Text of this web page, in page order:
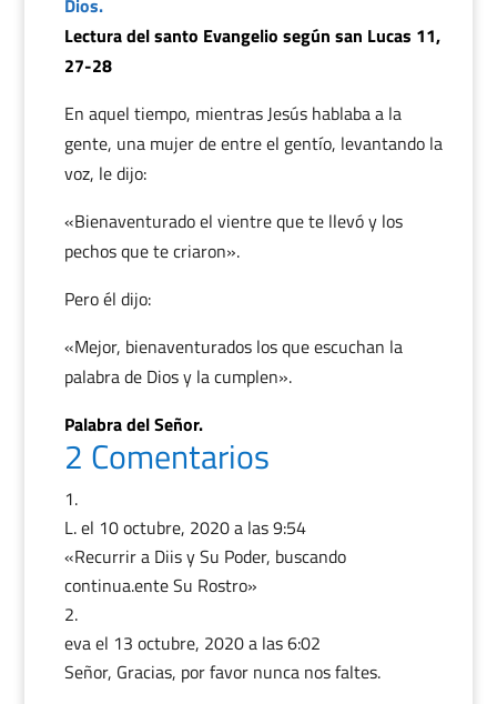
Dios.
Lectura del santo Evangelio según san Lucas 11,
27-28
En aquel tiempo, mientras Jesús hablaba a la
gente, una mujer de entre el gentío, levantando la
voz, le dijo:
«Bienaventurado el vientre que te llevó y los
pechos que te criaron».
Pero él dijo:
«Mejor, bienaventurados los que escuchan la
palabra de Dios y la cumplen».
Palabra del Señor.
2 Comentarios
L.el 10 octubre, 2020 a las 9:54
«Recurrir a Diis y Su Poder, buscando
continua.ente Su Rostro»
evael 13 octubre, 2020 a las 6:02
Señor, Gracias, por favor nunca nos faltes.